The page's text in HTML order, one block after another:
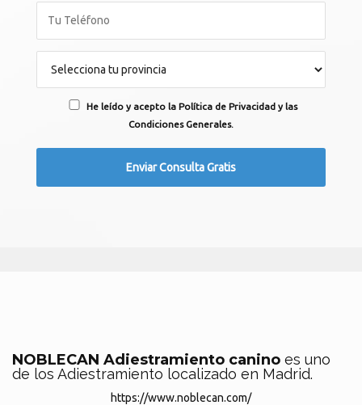
He leído y acepto la Política de Privacidad y las
Condiciones Generales.
NOBLECAN Adiestramiento canino es uno
de los Adiestramiento localizado en Madrid.
https://www.noblecan.com/